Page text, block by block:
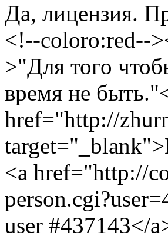
Да, лицензия.
<!--coloro:red--
>"Для того
время не
href="http://
<a href="http://
user #437143</